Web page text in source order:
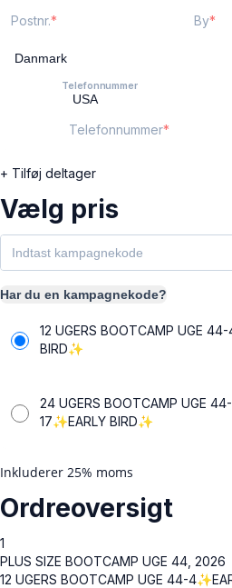
Postnr. By
Telefonnummer
Telefonnummer
+ Tilføj deltager
Vælg pris
Har du en kampagnekode?
12 UGERS BOOTCAMP UGE
BIRD✨
24 UGERS BOOTCAMP UGE 44-
17✨EARLY BIRD✨
Inkluderer 25% moms
Ordreoversigt
1
PLUS SIZE BOOTCAMP UGE 44, 2026
12 UGERS BOOTCAMP UGE 44-